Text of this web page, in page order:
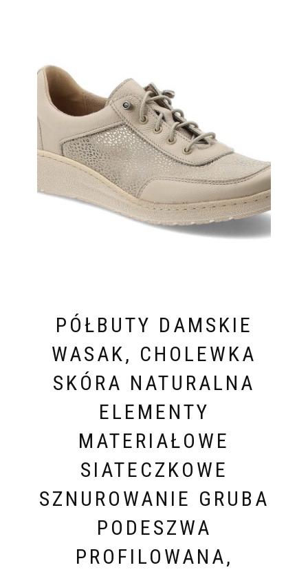
PÓŁBUTY DAMSKIE
WASAK, CHOLEWKA
SKÓRA NATURALNA
ELEMENTY
MATERIAŁOWE
SIATECZKOWE
SZNUROWANIE GRUBA
PODESZWA
PROFILOWANA,